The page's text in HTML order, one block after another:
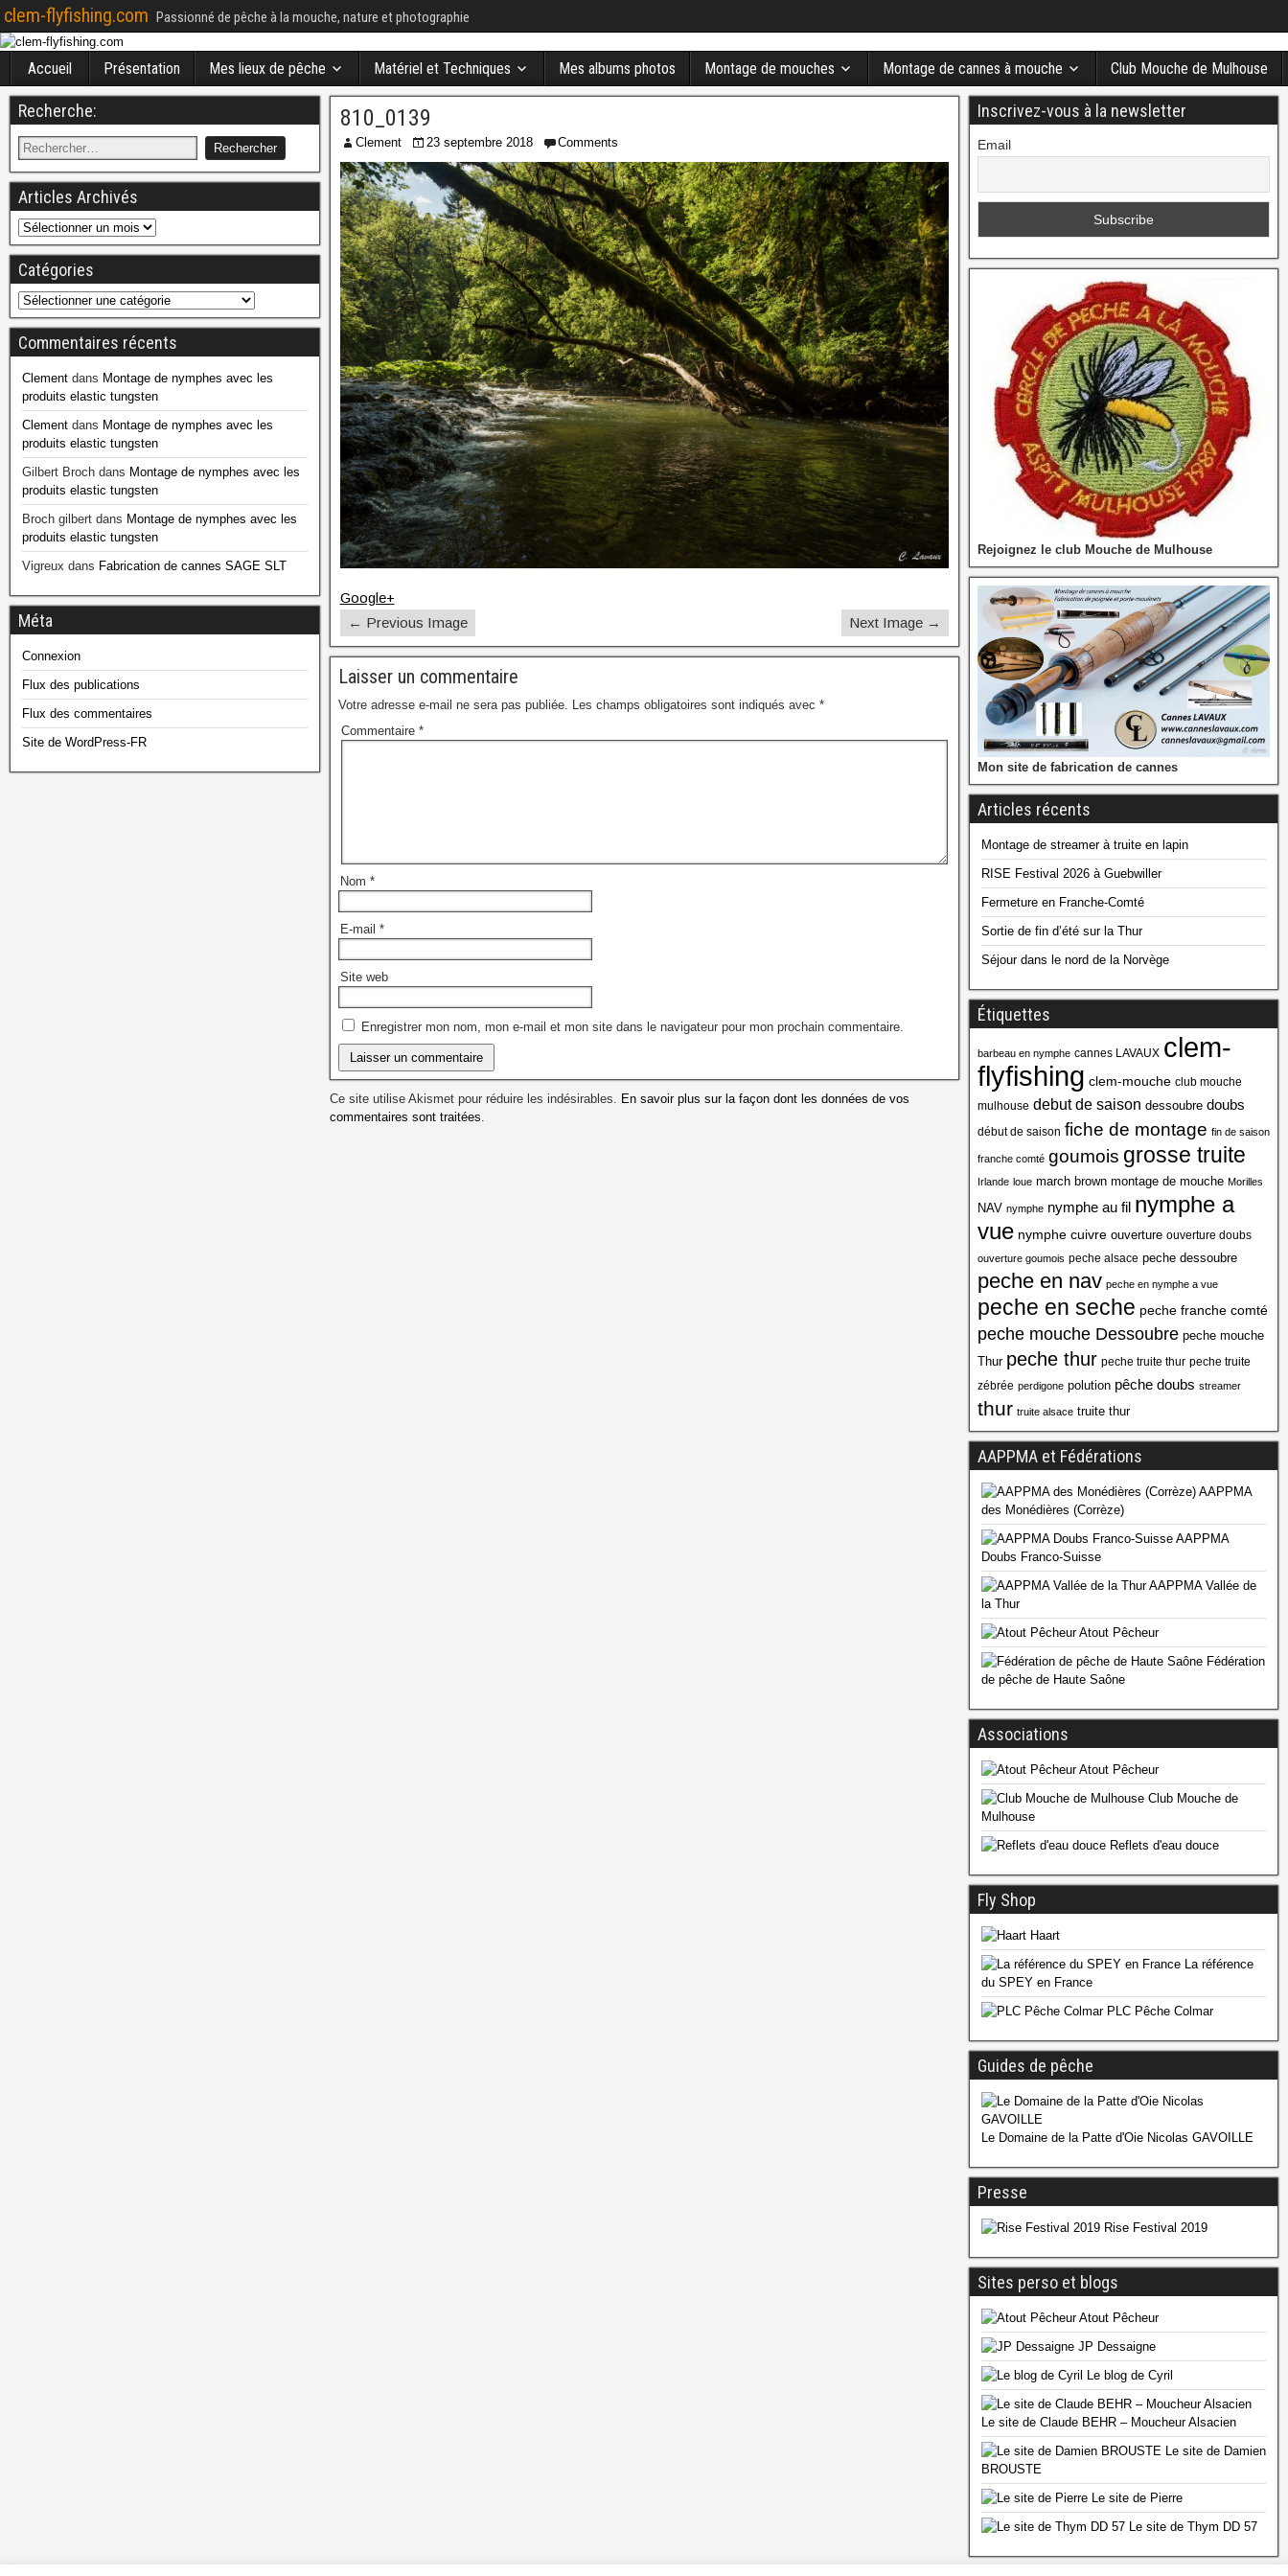
clem-flyfishing.com Passionné de pêche à la mouche, nature et photographie
Accueil Présentation Mes lieux de pêche Matériel et Techniques Mes albums photos Montage de mouches Montage de cannes à mouche Club Mouche de Mulhouse
810_0139
Clement 23 septembre 2018 Comments
Google+
← Previous Image
Next Image →
Laisser un commentaire
Votre adresse e-mail ne sera pas publiée. Les champs obligatoires sont indiqués avec *
Commentaire *
Nom *
E-mail *
Site web
Enregistrer mon nom, mon e-mail et mon site dans le navigateur pour mon prochain commentaire.
Ce site utilise Akismet pour réduire les indésirables. En savoir plus sur la façon dont les données de vos
commentaires sont traitées.
Recherche:
Articles Archivés
Catégories
Commentaires récents
Clement dans Montage de nymphes avec les
produits elastic tungsten
Clement dans Montage de nymphes avec les
produits elastic tungsten
Gilbert Broch dans Montage de nymphes avec les
produits elastic tungsten
Broch gilbert dans Montage de nymphes avec les
produits elastic tungsten
Vigreux dans Fabrication de cannes SAGE SLT
Méta
Connexion
Flux des publications
Flux des commentaires
Site de WordPress-FR
Inscrivez-vous à la newsletter
Email
Rejoignez le club Mouche de Mulhouse
Mon site de fabrication de cannes
Articles récents
Montage de streamer à truite en lapin
RISE Festival 2026 à Guebwiller
Fermeture en Franche-Comté
Sortie de fin d’été sur la Thur
Séjour dans le nord de la Norvège
Étiquettes
barbeau en nymphe cannes LAVAUX clem-
flyfishing clem-mouche club mouche
mulhouse debut de saison dessoubre doubs
début de saison fiche de montage fin de saison
franche comté goumois grosse truite
Irlande loue march brown montage de mouche Morilles
NAV nymphe nymphe au fil nymphe a
vue nymphe cuivre ouverture ouverture doubs
ouverture goumois peche alsace peche dessoubre
peche en nav peche en nymphe a vue
peche en seche peche franche comté
peche mouche Dessoubre peche mouche
Thur peche thur peche truite thur peche truite
zébrée perdigone polution pêche doubs streamer
thur truite alsace truite thur
AAPPMA et Fédérations
AAPPMA
des Monédières (Corrèze)
AAPPMA
Doubs Franco-Suisse
AAPPMA Vallée de
la Thur
Atout Pêcheur
Fédération
de pêche de Haute Saône
Associations
Atout Pêcheur
Club Mouche de
Mulhouse
Reflets d'eau douce
Fly Shop
Haart
La référence
du SPEY en France
PLC Pêche Colmar
Guides de pêche
Le Domaine de la Patte d'Oie Nicolas GAVOILLE
Presse
Rise Festival 2019
Sites perso et blogs
Atout Pêcheur
JP Dessaigne
Le blog de Cyril
Le site de Claude BEHR – Moucheur Alsacien
Le site de Damien
BROUSTE
Le site de Pierre
Le site de Thym DD 57